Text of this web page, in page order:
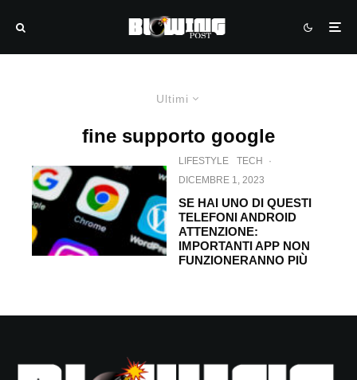
Ultimi
fine supporto google
LIFESTYLE TECH
·
DICEMBRE 1, 2023
SE HAI UNO DI QUESTI
TELEFONI ANDROID
ATTENZIONE:
IMPORTANTI APP NON
FUNZIONERANNO PIÙ